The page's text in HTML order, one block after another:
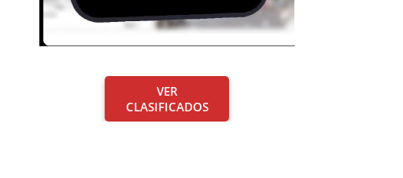
VER
CLASIFICADOS